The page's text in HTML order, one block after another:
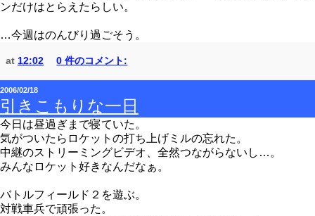
ンだけはとらえたらしい。
…今週はのんびり過ごそう。
at 12:02 0 件のコメント:
2006/02/18
引きこもりな一日
今日は昼過ぎまで寝ていた。
気がついたらロケットの打ち上げミルの忘れた。
中継のストリーミングビデオ、全然つながらないし…。
みんなロケット好きなんだなぁ。
バトルフィールド２を遊ぶ。
対戦車兵で頑張った。